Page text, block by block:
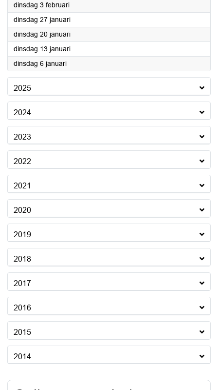
dinsdag 3 februari2026
dinsdag 27 januari2026
dinsdag 20 januari2026
dinsdag 13 januari2026
dinsdag 6 januari2026
2025
2024
2023
2022
2021
2020
2019
2018
2017
2016
2015
2014